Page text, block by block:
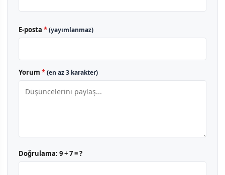
E-posta *(yayımlanmaz)
Yorum *(en az 3 karakter)
Doğrulama: 9 + 7 = ?